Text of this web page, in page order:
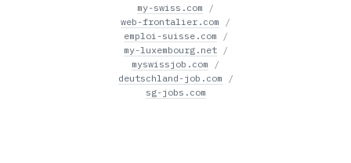
my-swiss.com /
web-frontalier.com /
emploi-suisse.com /
my-luxembourg.net/
myswissjob.com /
deutschland-job.com /
sg-jobs.com